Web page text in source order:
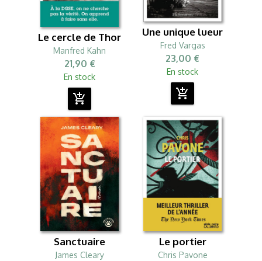
Le cercle de Thor
Manfred Kahn
21,90 €
En stock
add_shopping_cart
Une unique lueur
Fred Vargas
23,00 €
En stock
add_shopping_cart
Sanctuaire
James Cleary
Le portier
Chris Pavone